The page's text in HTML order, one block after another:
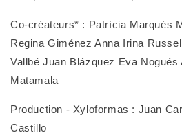
Co-créateurs* : Patrícia Marqués
Regina Giménez Anna Irina
Vallbé Juan Blázquez Eva Nogués
Matamala
Production - Xyloformas : Juan
Castillo